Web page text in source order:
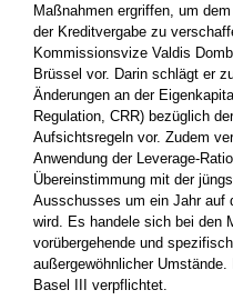
Maßnahmen ergriffen, um
der Kreditvergabe zu
Kommissionsvize Valdis
Brüssel vor. Darin schlägt er
Änderungen an der
Regulation, CRR) bezüglich
Aufsichtsregeln vor. Zudem
Anwendung der Leverage-
Übereinstimmung mit der
Ausschusses um ein Jahr auf
wird. Es handele sich bei den
vorübergehende und
außergewöhnlicher
Basel III verpflichtet.